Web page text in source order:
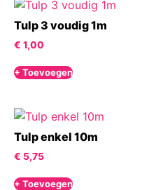
Tulp 3 voudig 1m
€ 1,00
+ Toevoegen
Tulp enkel 10m
€ 5,75
+ Toevoegen